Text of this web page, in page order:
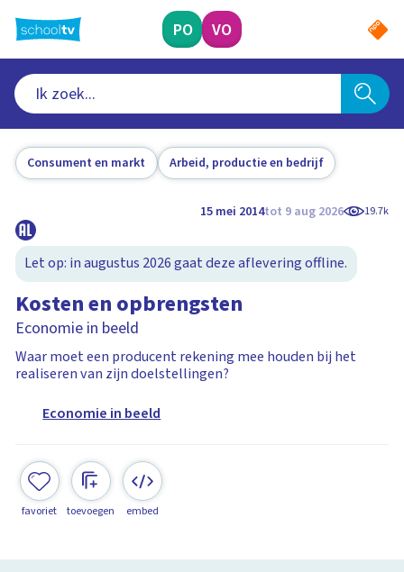
naar
hoofdinhoud
PO VO
Consument en markt Arbeid, productie en bedrijf
15 mei 2014tot 9 aug 2026 19.7k
Let op: in augustus 2026 gaat deze aflevering offline.
Kosten en opbrengsten
Economie in beeld
Waar moet een producent rekening mee houden bij het
realiseren van zijn doelstellingen?
Economie in beeld
favoriet toevoegen embed